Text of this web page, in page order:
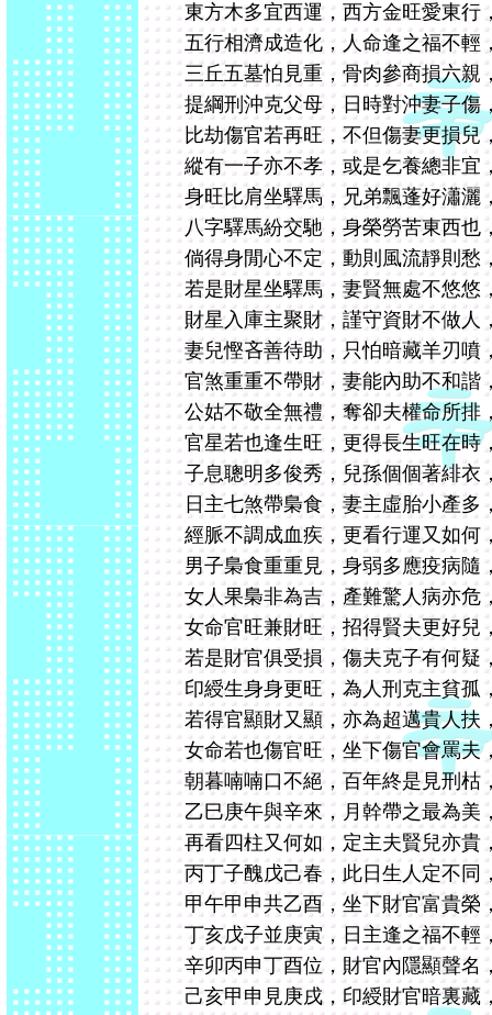
東方木多宜西運，西方金旺愛東行
五行相濟成造化，人命逢之福不輕
三丘五墓怕見重，骨肉參商損六親
提綱刑沖克父母，日時對沖妻子傷
比劫傷官若再旺，不但傷妻更損兒
縱有一子亦不孝，或是乞養總非宜
身旺比肩坐驛馬，兄弟飄蓬好瀟灑
八字驛馬紛交馳，身榮勞苦東西也
倘得身閒心不定，動則風流靜則愁
若是財星坐驛馬，妻賢無處不悠悠
財星入庫主聚財，謹守資財不做人
妻兒慳吝善待助，只怕暗藏羊刃噴
官煞重重不帶財，妻能內助不和諧
公姑不敬全無禮，奪卻夫權命所排
官星若也逢生旺，更得長生旺在時
子息聰明多俊秀，兒孫個個著緋衣
日主七煞帶梟食，妻主虛胎小產多
經脈不調成血疾，更看行運又如何
男子梟食重重見，身弱多應疫病隨
女人果梟非為吉，產難驚人病亦危
女命官旺兼財旺，招得賢夫更好兒
若是財官俱受損，傷夫克子有何疑
印綬生身身更旺，為人刑克主貧孤
若得官顯財又顯，亦為超邁貴人扶
女命若也傷官旺，坐下傷官會罵夫
朝暮喃喃口不絕，百年終是見刑枯
乙巳庚午與辛來，月幹帶之最為美
再看四柱又何如，定主夫賢兒亦貴
丙丁子醜戊己春，此日生人定不同
甲午甲申共乙酉，坐下財官富貴榮
丁亥戊子並庚寅，日主逢之福不輕
辛卯丙申丁酉位，財官內隱顯聲名
己亥甲申見庚戌，印綬財官暗裏藏